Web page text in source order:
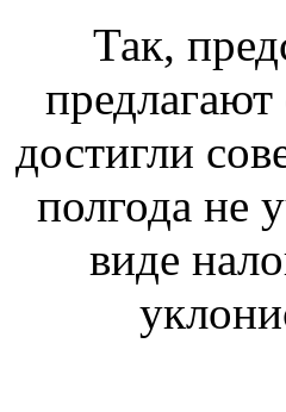
Так,
достигли
полгода не
виде